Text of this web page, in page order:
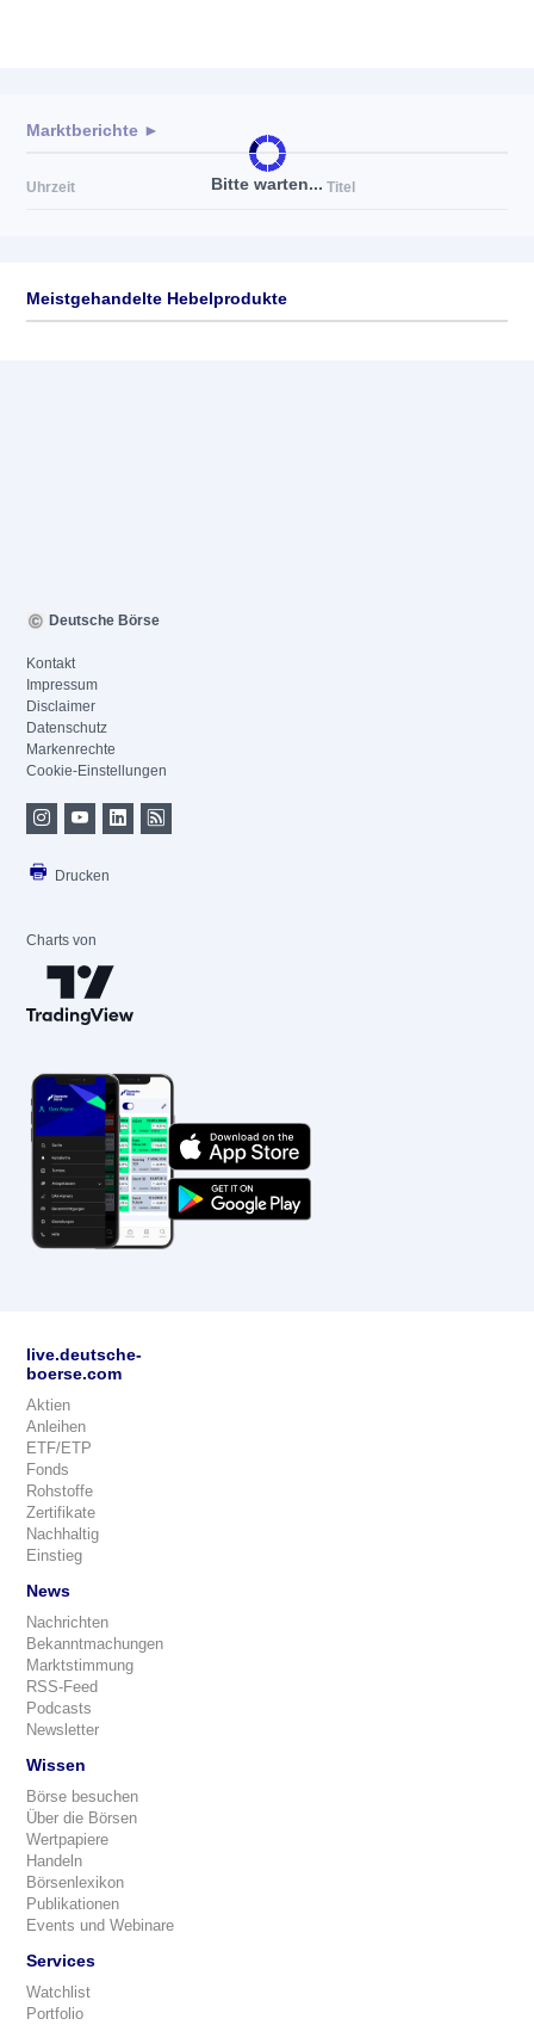
Bitte warten...
Marktberichte ►
Uhrzeit Titel
Meistgehandelte Hebelprodukte
Deutsche Börse
Kontakt
Impressum
Disclaimer
Datenschutz
Markenrechte
Cookie-Einstellungen
Drucken
Charts von
live.deutsche-
boerse.com
Aktien
Anleihen
ETF/ETP
Fonds
Rohstoffe
Zertifikate
Nachhaltig
Einstieg
News
Nachrichten
Bekanntmachungen
Marktstimmung
RSS-Feed
Podcasts
Newsletter
Wissen
Börse besuchen
Über die Börsen
Wertpapiere
Handeln
Börsenlexikon
Publikationen
Events und Webinare
Services
Watchlist
Portfolio